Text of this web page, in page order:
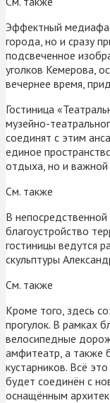
Эффектный
города, но и сразу
подсвеченное
уголков Кемерова,
вечернее время,
Гостиница
музейно-
соединят с этим
единое
отдыха, но и важной
См. также
В
благоустройство
гостиницы ведутся
скульптуры
См. также
Кроме того, здесь
прогулок. В рамках
велосипедные
амфитеатр, а также
кустарников. Всё
будет соединён с
оснащённым